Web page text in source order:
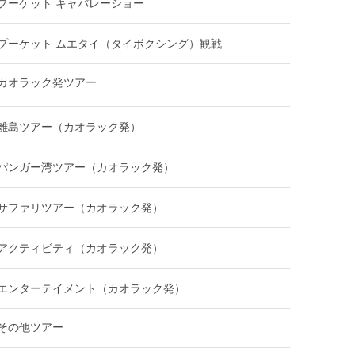
ーケット ムエタイ（タイボクシング）観戦
オラック発ツアー
島ツアー（カオラック発）
ンガー湾ツアー（カオラック発）
ファリツアー（カオラック発）
クティビティ（カオラック発）
ンターテイメント（カオラック発）
の他ツアー